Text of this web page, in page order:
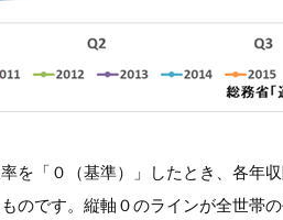
を「０（基準）」したとき、各年
のです。縦軸０のラインが全世帯